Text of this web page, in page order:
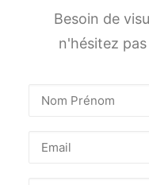
Besoin de
n'hésitez